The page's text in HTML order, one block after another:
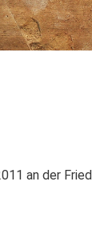
an der